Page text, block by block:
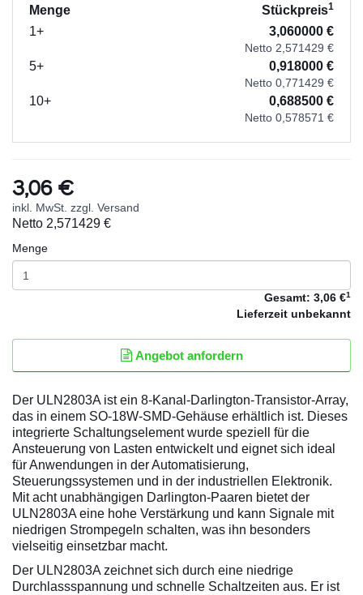
Menge Stückpreis1
1+ 3,060000 €
Netto 2,571429 €
5+ 0,918000 €
Netto 0,771429 €
10+ 0,688500 €
Netto 0,578571 €
3,06 €
inkl. MwSt. zzgl. Versand
Netto 2,571429 €
Menge
Gesamt: 3,06 €1
Lieferzeit unbekannt
Angebot anfordern
Der ULN2803A ist ein 8-Kanal-Darlington-Transistor-Array,
das in einem SO-18W-SMD-Gehäuse erhältlich ist. Dieses
integrierte Schaltungselement wurde speziell für die
Ansteuerung von Lasten entwickelt und eignet sich ideal
für Anwendungen in der Automatisierung,
Steuerungssystemen und in der industriellen Elektronik.
Mit acht unabhängigen Darlington-Paaren bietet der
ULN2803A eine hohe Verstärkung und kann Signale mit
niedrigen Strompegeln schalten, was ihn besonders
vielseitig einsetzbar macht.
Der ULN2803A zeichnet sich durch eine niedrige
Durchlassspannung und schnelle Schaltzeiten aus. Er ist